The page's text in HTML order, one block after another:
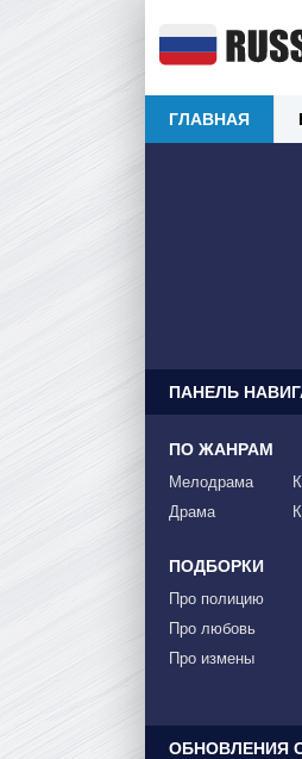
ПАНЕЛЬ
ПО ЖАНРАМ
Мелодрама
Драма
ПОДБОРКИ
Про полицию
Про любовь
Про измены
ОБНОВЛЕНИЯ
ГЛАВНАЯ